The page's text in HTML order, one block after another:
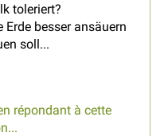
toleriert?
besser ansäuern
soll...
répondant à cette